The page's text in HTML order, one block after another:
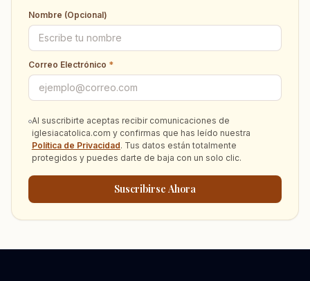
Nombre (Opcional)
Correo Electrónico *
Al suscribirte aceptas recibir comunicaciones de
iglesiacatolica.com y confirmas que has leído nuestra
Política de Privacidad. Tus datos están totalmente
protegidos y puedes darte de baja con un solo clic.
Suscribirse Ahora